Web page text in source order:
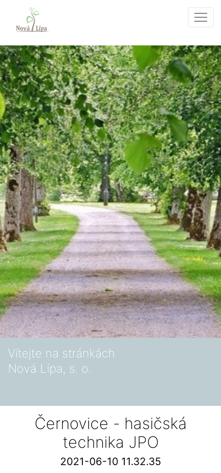
Vítejte na stránkách
Nová Lípa, s. o.
Černovice - hasičská
technika JPO
2021-06-10 11.32.35